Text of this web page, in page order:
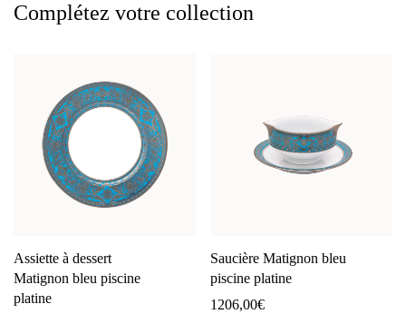
Complétez votre collection
Assiette à dessert
Matignon bleu piscine
platine
Saucière Matignon bleu
piscine platine
1206,00€